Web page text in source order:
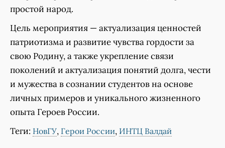
простой народ.
Цель мероприятия — актуализация ценностей
патриотизма и развитие чувства гордости за
свою Родину, а также укрепление связи
поколений и актуализация понятий долга, чести
и мужества в сознании студентов на основе
личных примеров и уникального жизненного
опыта Героев России.
Теги: НовГУ, Герои России, ИНТЦ Валдай